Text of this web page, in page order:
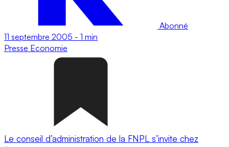
Abonné
11 septembre 2005 - 1 min
Presse Economie
Le conseil d’administration de la FNPL s’invite chez